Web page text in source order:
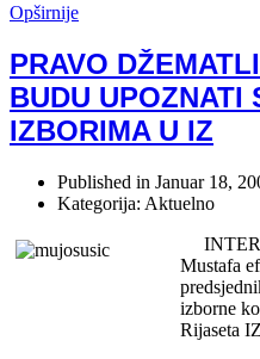
Opširnije
PRAVO
BUDU UPOZNATI
IZBORIMA U IZ
Published in Januar 18,
Kategorija: Aktuelno
Mustafa
izborne
Rijaseta IZ